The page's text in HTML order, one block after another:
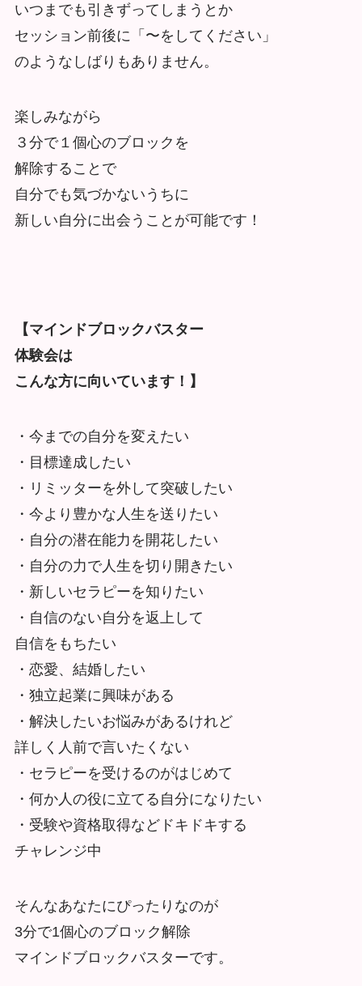
いつまでも引きずってしまうとか
セッション前後に「〜をしてください」
のようなしばりもありません。
楽しみながら
３分で１個心のブロックを
解除することで
自分でも気づかないうちに
新しい自分に出会うことが可能です！
【マインドブロックバスター
体験会は
こんな方に向いています！】
・今までの自分を変えたい
・目標達成したい
・リミッターを外して突破したい
・今より豊かな人生を送りたい
・自分の潜在能力を開花したい
・自分の力で人生を切り開きたい
・新しいセラピーを知りたい
・自信のない自分を返上して
自信をもちたい
・恋愛、結婚したい
・独立起業に興味がある
・解決したいお悩みがあるけれど
詳しく人前で言いたくない
・セラピーを受けるのがはじめて
・何か人の役に立てる自分になりたい
・受験や資格取得などドキドキする
チャレンジ中
そんなあなたにぴったりなのが
3分で1個心のブロック解除
マインドブロックバスターです。